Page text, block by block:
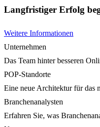
Langfristiger Erfolg
Weitere Informationen
Unternehmen
Das Team hinter besseren
POP-Standorte
Eine neue Architektur für das
Branchenanalysten
Erfahren Sie, was